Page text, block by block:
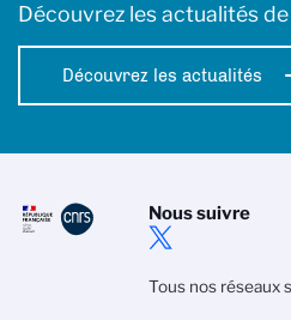
Découvrez les actualités
Découvrez les actualités
Nous suivre
Tous nos réseaux